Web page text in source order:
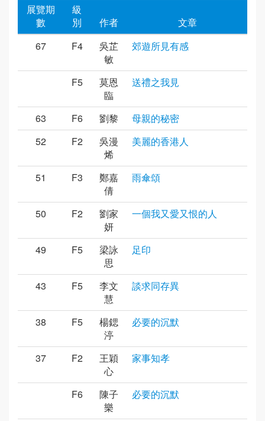
展覽期
數
級
別
作者
文章
67
F4
吳芷
敏
郊遊所見有感
F5
莫恩
臨
送禮之我見
63 F6 劉黎
母親的秘密
52
F2
吳漫
烯
美麗的香港人
51 F3
鄭嘉
倩
雨傘頌
50 F2
劉家
妍
一個我又愛又恨的人
49 F5
梁詠
思
足印
43 F5
李文
慧
談求同存異
38 F5
楊鍶
渟
必要的沉默
37 F2
王穎
心
家事知孝
F6
陳子
樂
必要的沉默